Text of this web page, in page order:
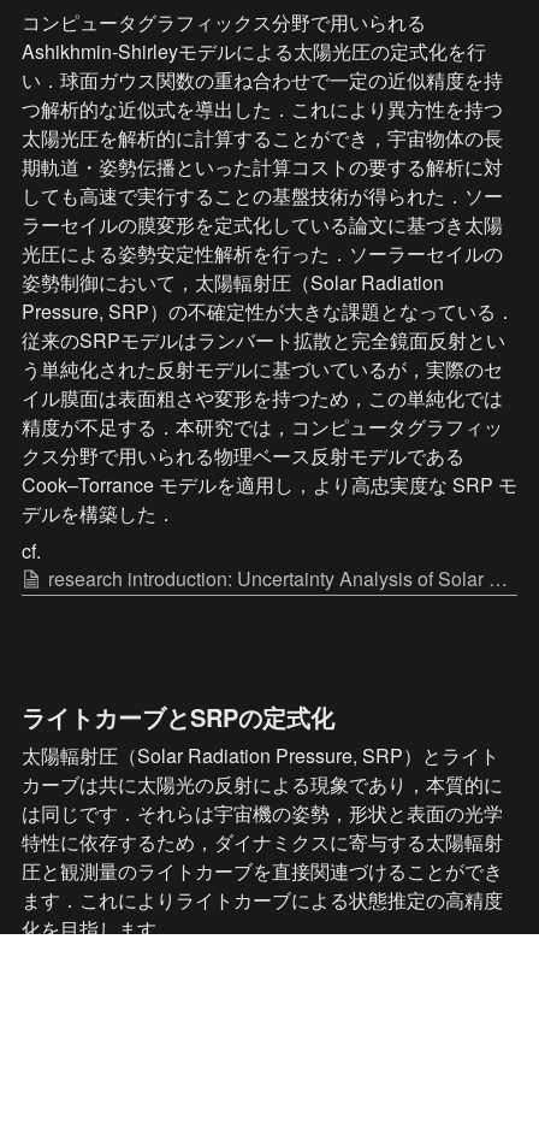
コンピュータグラフィックス分野で用いられる
Ashikhmin-Shirleyモデルによる太陽光圧の定式化を行
い．球面ガウス関数の重ね合わせで一定の近似精度を持
つ解析的な近似式を導出した．これにより異方性を持つ
太陽光圧を解析的に計算することができ，宇宙物体の長
期軌道・姿勢伝播といった計算コストの要する解析に対
しても高速で実行することの基盤技術が得られた．ソー
ラーセイルの膜変形を定式化している論文に基づき太陽
光圧による姿勢安定性解析を行った．ソーラーセイルの
姿勢制御において，太陽輻射圧（Solar Radiation
Pressure, SRP）の不確定性が大きな課題となっている．
従来のSRPモデルはランバート拡散と完全鏡面反射とい
う単純化された反射モデルに基づいているが，実際のセ
イル膜面は表面粗さや変形を持つため，この単純化では
精度が不足する．本研究では，コンピュータグラフィッ
クス分野で用いられる物理ベース反射モデルである
Cook–Torrance モデルを適用し，より高忠実度な SRP モ
デルを構築した．
cf.
research introduction: Uncertainty Analysis of Solar Sail Attitude under High-Fidelity Solar Radiation Pressure
ライトカーブとSRPの定式化
太陽輻射圧（Solar Radiation Pressure, SRP）とライト
カーブは共に太陽光の反射による現象であり，本質的に
は同じです．それらは宇宙機の姿勢，形状と表面の光学
特性に依存するため，ダイナミクスに寄与する太陽輻射
圧と観測量のライトカーブを直接関連づけることができ
ます．これによりライトカーブによる状態推定の高精度
化を目指します．